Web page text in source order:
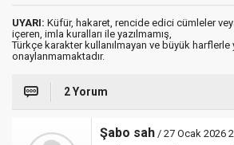
UYARI: Küfür, hakaret, rencide edici cümleler
içeren, imla kuralları ile yazılmamış,
Türkçe karakter kullanılmayan ve büyük harflerle
onaylanmamaktadır.
2 Yorum
Şabo sah / 27 Ocak 2026